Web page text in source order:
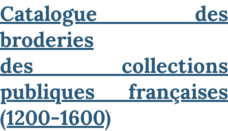
Catalogue des
broderies
des collections
publiques françaises
(1200-1600)